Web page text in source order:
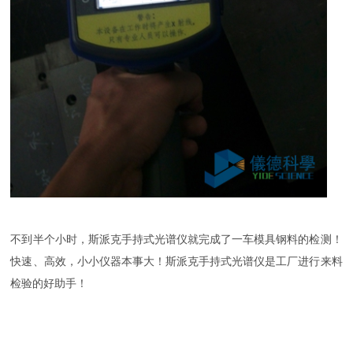
不到半个小时，斯派克手持式光谱仪就完成了一车模具钢料的检测！
快速、高效，小小仪器本事大！斯派克手持式光谱仪是工厂进行来料
检验的好助手！